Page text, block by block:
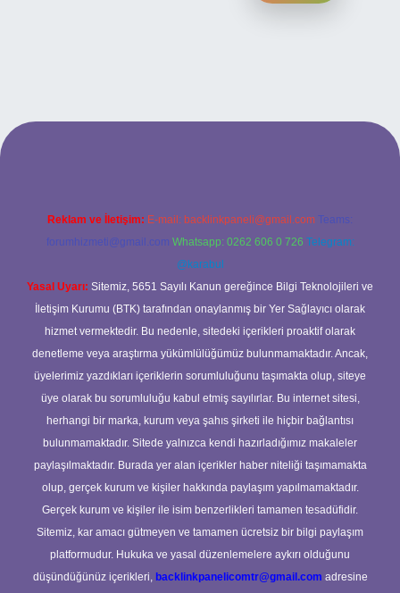
Reklam ve İletişim: E-mail: backlinkpaneli@gmail.com Teams:
forumhizmeti@gmail.com Whatsapp: 0262 606 0 726 Telegram:
@karabul
Yasal Uyarı: Sitemiz, 5651 Sayılı Kanun gereğince Bilgi Teknolojileri ve
İletişim Kurumu (BTK) tarafından onaylanmış bir Yer Sağlayıcı olarak
hizmet vermektedir. Bu nedenle, sitedeki içerikleri proaktif olarak
denetleme veya araştırma yükümlülüğümüz bulunmamaktadır. Ancak,
üyelerimiz yazdıkları içeriklerin sorumluluğunu taşımakta olup, siteye
üye olarak bu sorumluluğu kabul etmiş sayılırlar. Bu internet sitesi,
herhangi bir marka, kurum veya şahıs şirketi ile hiçbir bağlantısı
bulunmamaktadır. Sitede yalnızca kendi hazırladığımız makaleler
paylaşılmaktadır. Burada yer alan içerikler haber niteliği taşımamakta
olup, gerçek kurum ve kişiler hakkında paylaşım yapılmamaktadır.
Gerçek kurum ve kişiler ile isim benzerlikleri tamamen tesadüfidir.
Sitemiz, kar amacı gütmeyen ve tamamen ücretsiz bir bilgi paylaşım
platformudur. Hukuka ve yasal düzenlemelere aykırı olduğunu
düşündüğünüz içerikleri, backlinkpanelicomtr@gmail.com adresine